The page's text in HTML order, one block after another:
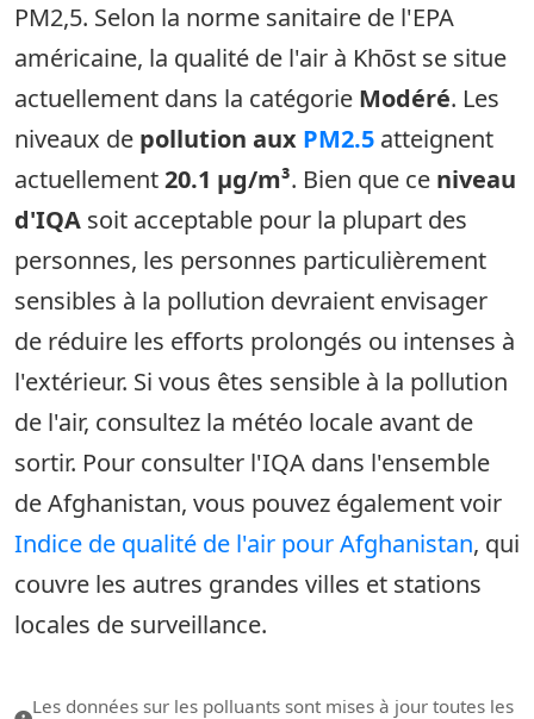
PM2,5. Selon la norme sanitaire de l'EPA
américaine, la qualité de l'air à Khōst se situe
actuellement dans la catégorie Modéré. Les
niveaux de pollution aux PM2.5 atteignent
actuellement20.1 µg/m³. Bien que ce niveau
d'IQA soit acceptable pour la plupart des
personnes, les personnes particulièrement
sensibles à la pollution devraient envisager
de réduire les efforts prolongés ou intenses à
l'extérieur. Si vous êtes sensible à la pollution
de l'air, consultez la météo locale avant de
sortir. Pour consulter l'IQA dans l'ensemble
de Afghanistan, vous pouvez également voir
Indice de qualité de l'air pour Afghanistan, qui
couvre les autres grandes villes et stations
locales de surveillance.
Les données sur les polluants sont mises à jour toutes les